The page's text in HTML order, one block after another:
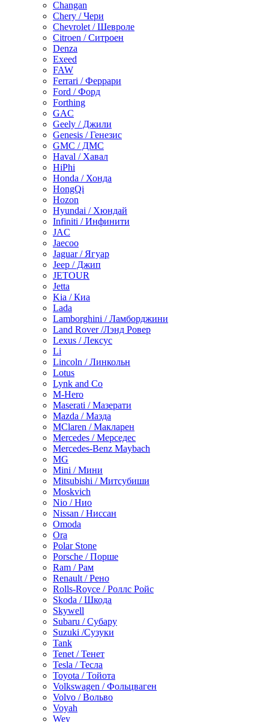
Changan
Chery / Чери
Chevrolet / Шевроле
Citroen / Ситроен
Denza
Exeed
FAW
Ferrari / Феррари
Ford / Форд
Forthing
GAC
Geely / Джили
Genesis / Генезис
GMC / ДМС
Haval / Хавал
HiPhi
Honda / Хонда
HongQi
Hozon
Hyundai / Хюндай
Infiniti / Инфинити
JAC
Jaecoo
Jaguar / Ягуар
Jeep / Джип
JETOUR
Jetta
Kia / Киа
Lada
Lamborghini / Ламборджини
Land Rover /Лэнд Ровер
Lexus / Лексус
Li
Lincoln / Линкольн
Lotus
Lynk and Co
M-Hero
Maserati / Мазерати
Mazda / Мазда
MClaren / Макларен
Mercedes / Мерседес
Mercedes-Benz Maybach
MG
Mini / Мини
Mitsubishi / Митсубиши
Moskvich
Nio / Нио
Nissan / Ниссан
Omoda
Ora
Polar Stone
Porsche / Порше
Ram / Рам
Renault / Рено
Rolls-Royce / Роллс Ройс
Skoda / Шкода
Skywell
Subaru / Субару
Suzuki /Сузуки
Tank
Tenet / Тенет
Tesla / Тесла
Toyota / Тойота
Volkswagen / Фольцваген
Volvo / Вольво
Voyah
Wey